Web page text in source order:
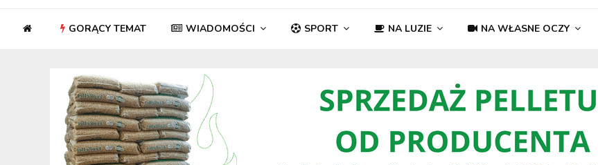
GORĄCY TEMAT WIADOMOŚCI SPORT NA LUZIE NA WŁASNE OCZY